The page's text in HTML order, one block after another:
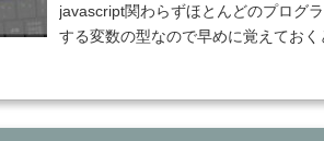
javascript関わらずほとんどのプログ
する変数の型なので早めに覚えておく